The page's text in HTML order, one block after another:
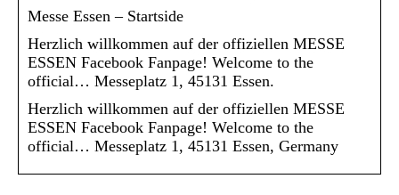
Messe Essen – Startside
Herzlich willkommen auf der offiziellen MESSE
ESSEN Facebook Fanpage! Welcome to the
official… Messeplatz 1, 45131 Essen.
Herzlich willkommen auf der offiziellen MESSE
ESSEN Facebook Fanpage! Welcome to the
official… Messeplatz 1, 45131 Essen, Germany